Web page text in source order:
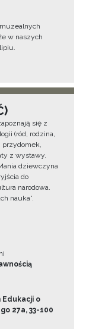
w naszych
się z
(ród, rodzina,
przydomek,
z wystawy.
dziewczyna
do
narodowa.
nauka”.
o
27a, 33-100